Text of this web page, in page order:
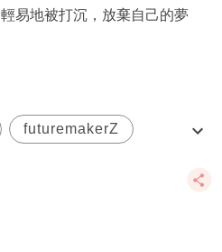
易地被打沉，放棄自己的夢
futuremakerZ